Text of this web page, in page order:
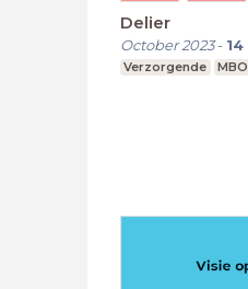
Delier
October 2023- 14
Verzorgende MBO